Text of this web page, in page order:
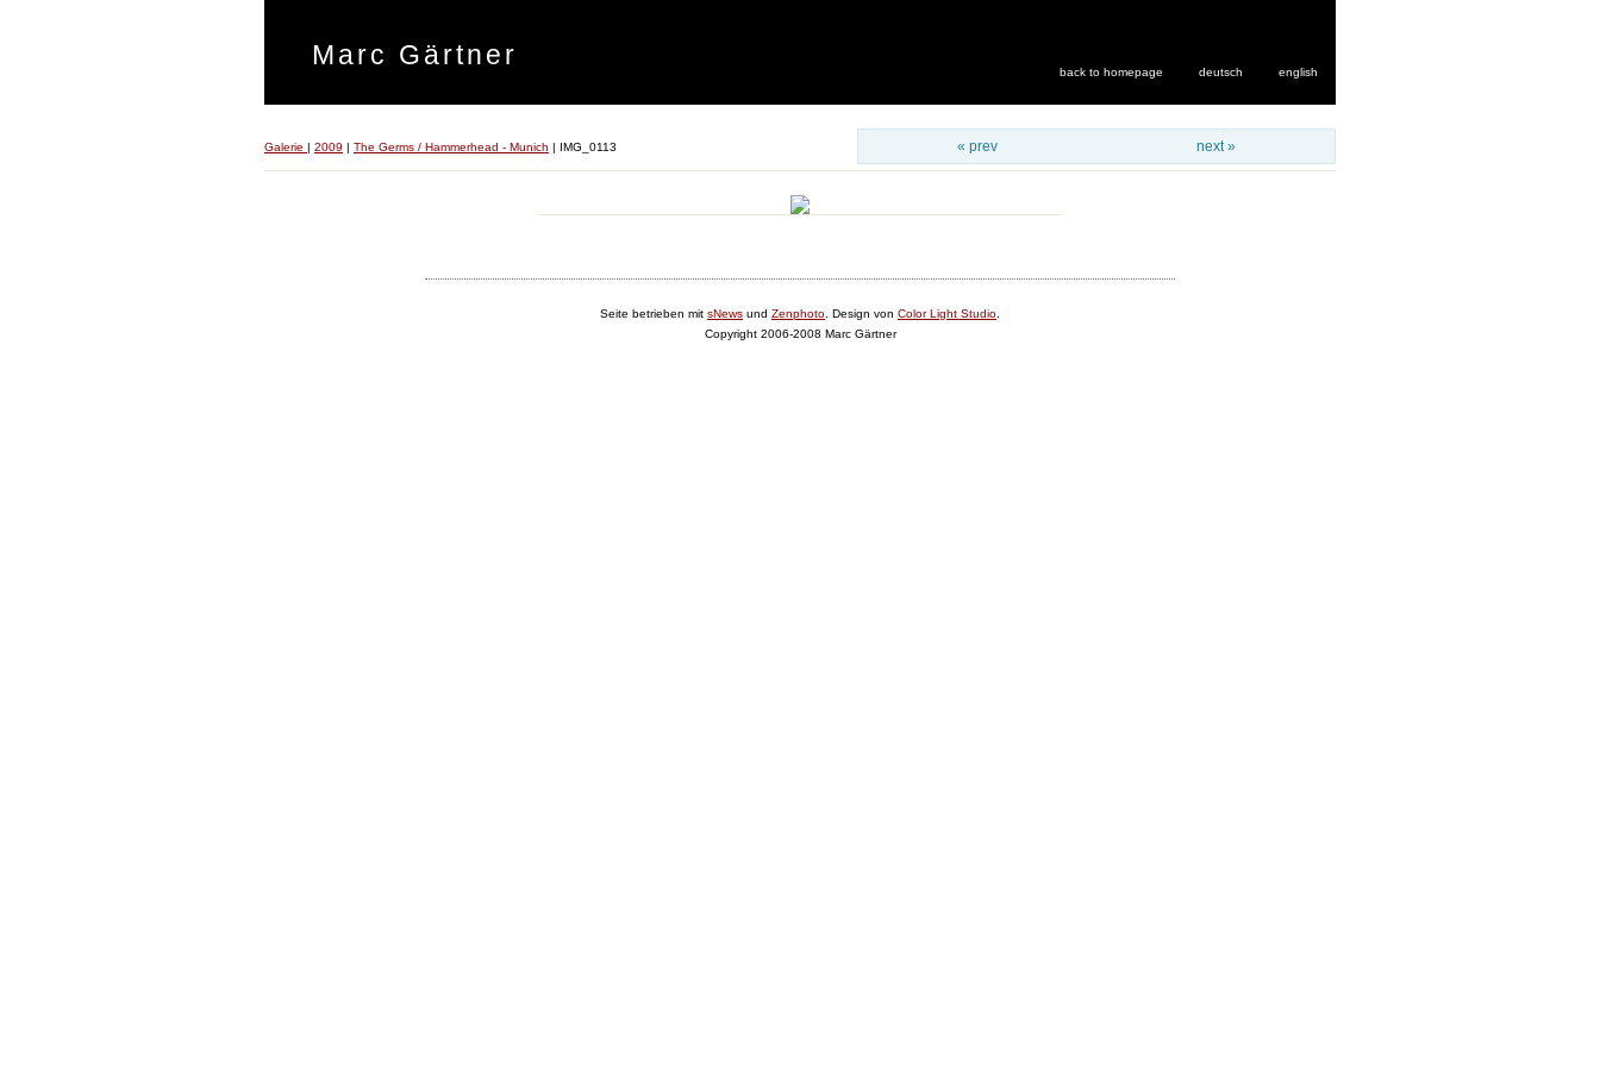
Marc Gärtner
back to homepage deutsch english
« prev next »
Galerie | 2009 | The Germs / Hammerhead - Munich | IMG_0113
Seite betrieben mit sNews und Zenphoto . Design von Color Light Studio
Copyright 2006-2008 Marc Gärtner